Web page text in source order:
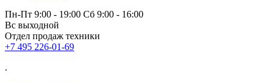
Пн-Пт 9:00 - 19:00 Сб 9:00 - 16:00
Вс выходной
Отдел продаж техники
+7 495 226-01-69
.